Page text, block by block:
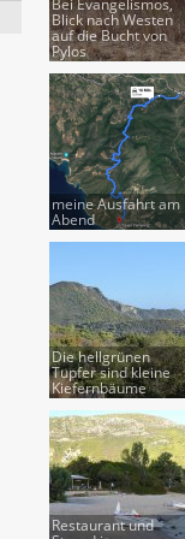
Bei Evangelismos,
Blick nach Westen
auf die Bucht von
Pylos
meine Ausfahrt am
Abend
Die hellgrünen
Tupfer sind kleine
Kiefernbäume
Restaurant und